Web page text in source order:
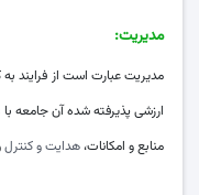
مدیریت:
مدیریت عبارت است از فرایند به‌
ارزشی پذیرفته شده آن جامعه
منابع و امکانات،هدایت و کنترل